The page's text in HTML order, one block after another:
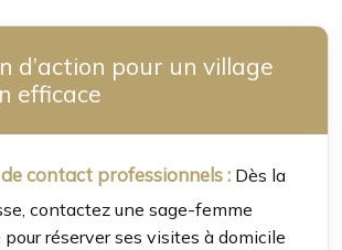
d’action pour un village
efficace
contact professionnels : Dès la
contactez une sage-femme
pour réserver ses visites à domicile